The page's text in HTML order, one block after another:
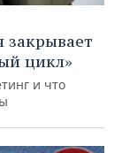
закрывает
цикл»
и что